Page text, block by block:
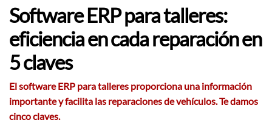
Software ERP para talleres:
eficiencia en cada reparación en
5 claves
El software ERP para talleres proporciona una información
importante y facilita las reparaciones de vehículos. Te damos
cinco claves.